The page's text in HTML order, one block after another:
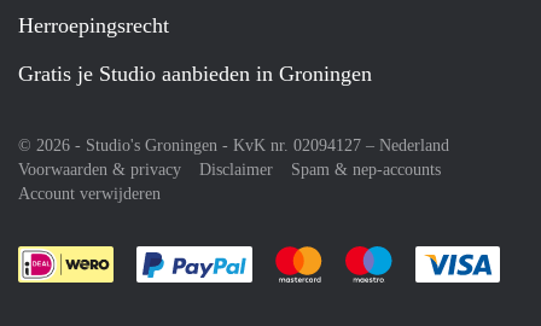
Herroepingsrecht
Gratis je Studio aanbieden in Groningen
© 2026 - Studio's Groningen - KvK nr. 02094127 – Nederland
Voorwaarden & privacy
Disclaimer
Spam & nep-accounts
Account verwijderen
Je rekent gemakkelijk af met Paypal
Je rekent gemakkelijk af met
Je rekent